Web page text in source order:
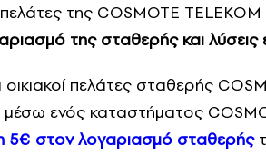
της COSMOTE TELEKOM
της σταθερής και λύσεις
οικιακοί πελάτες σταθερής
ενός καταστήματος
5€ στον λογαριασμό σταθερής